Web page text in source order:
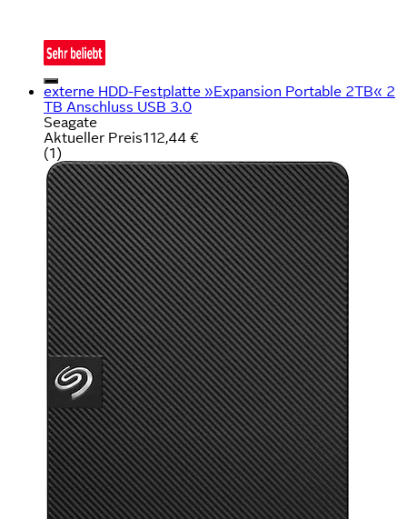
externe HDD-Festplatte »Expansion Portable 2TB« 2
TB Anschluss USB 3.0
Seagate
Aktueller Preis112,44 €
(1)